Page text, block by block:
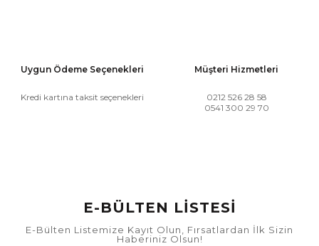
Uygun Ödeme Seçenekleri
Kredi kartına taksit seçenekleri
Müşteri Hizmetleri
0212 526 28 58
0541 300 29 70
E-BÜLTEN LİSTESİ
E-Bülten Listemize Kayıt Olun, Fırsatlardan İlk Sizin
Haberiniz Olsun!